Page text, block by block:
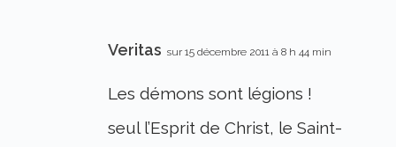
Veritas sur 15 décembre 2011 à 8 h 44 min
Les démons sont légions !
seul l’Esprit de Christ, le Saint-